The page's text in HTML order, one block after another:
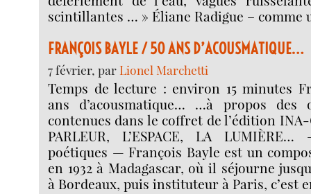
scintillantes … » Éliane Radigue – comme
FRANÇOIS BAYLE / 50 ANS D’ACOUSMATIQUE…
7 février, parLionel Marchetti
Temps de lecture : environ 15 minutes
ans d’acousmatique… …à propos des
contenues dans le coffret de l’édition
PARLEUR, L’ESPACE, LA
poétiques — François Bayle est un
en 1932 à Madagascar, où il séjourne
à Bordeaux, puis instituteur à Paris, c’est